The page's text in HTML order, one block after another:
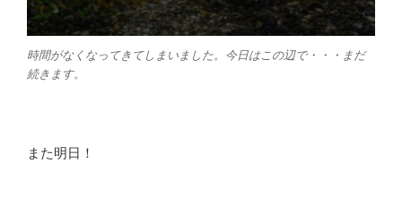
時間がなくなってきてしまいました。今日はこの辺で・・・まだ
続きます。
また明日！